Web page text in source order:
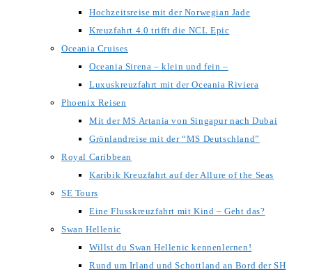
Hochzeitsreise mit der Norwegian Jade
Kreuzfahrt 4.0 trifft die NCL Epic
Oceania Cruises
Oceania Sirena – klein und fein –
Luxuskreuzfahrt mit der Oceania Riviera
Phoenix Reisen
Mit der MS Artania von Singapur nach Dubai
Grönlandreise mit der “MS Deutschland”
Royal Caribbean
Karibik Kreuzfahrt auf der Allure of the Seas
SE Tours
Eine Flusskreuzfahrt mit Kind – Geht das?
Swan Hellenic
Willst du Swan Hellenic kennenlernen!
Rund um Irland und Schottland an Bord der SH